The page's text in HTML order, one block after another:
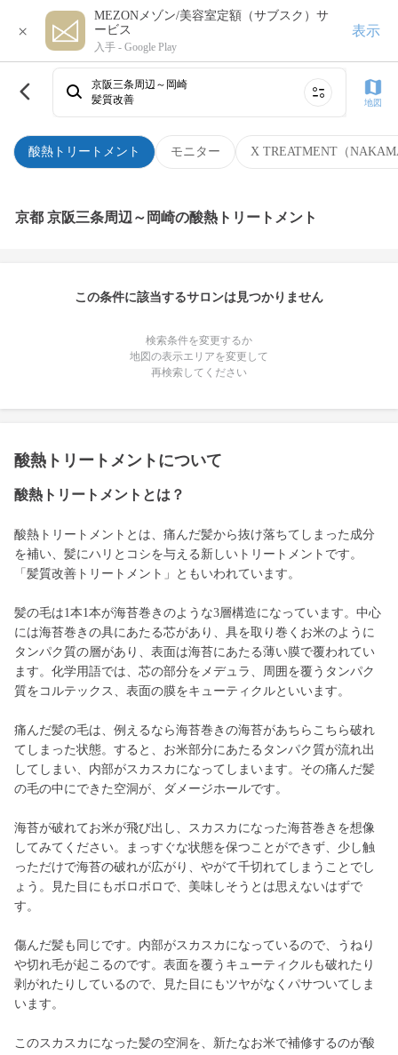
×
MEZONメゾン/美容室定額（サブスク）サ
ービス
入手 - Google Play
表示
酸熱トリートメント モニター X TREATMENT（
京阪三条周辺～岡崎
髪質改善
地図
京都 京阪三条周辺～岡崎の酸熱トリートメント
この条件に該当するサロンは見つかりません
検索条件を変更するか
地図の表示エリアを変更して
再検索してください
酸熱トリートメントについて
酸熱トリートメントとは？
酸熱トリートメントとは、痛んだ髪から抜け落ちてしまった成分
を補い、髪にハリとコシを与える新しいトリートメントです。
「髪質改善トリートメント」ともいわれています。
髪の毛は1本1本が海苔巻きのような3層構造になっています。中心
には海苔巻きの具にあたる芯があり、具を取り巻くお米のように
タンパク質の層があり、表面は海苔にあたる薄い膜で覆われてい
ます。化学用語では、芯の部分をメデュラ、周囲を覆うタンパク
質をコルテックス、表面の膜をキューティクルといいます。
痛んだ髪の毛は、例えるなら海苔巻きの海苔があちらこちら破れ
てしまった状態。すると、お米部分にあたるタンパク質が流れ出
してしまい、内部がスカスカになってしまいます。その痛んだ髪
の毛の中にできた空洞が、ダメージホールです。
海苔が破れてお米が飛び出し、スカスカになった海苔巻きを想像
してみてください。まっすぐな状態を保つことができず、少し触
っただけで海苔の破れが広がり、やがて千切れてしまうことでし
ょう。見た目にもボロボロで、美味しそうとは思えないはずで
す。
傷んだ髪も同じです。内部がスカスカになっているので、うねり
や切れ毛が起こるのです。表面を覆うキューティクルも破れたり
剥がれたりしているので、見た目にもツヤがなくパサついてしま
います。
このスカスカになった髪の空洞を、新たなお米で補修するのが酸